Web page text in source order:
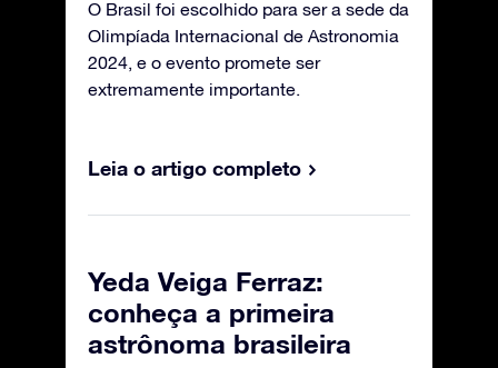
O Brasil foi escolhido para ser a sede da
Olimpíada Internacional de Astronomia
2024, e o evento promete ser
extremamente importante.
Leia o artigo completo
Yeda Veiga Ferraz:
conheça a primeira
astrônoma brasileira